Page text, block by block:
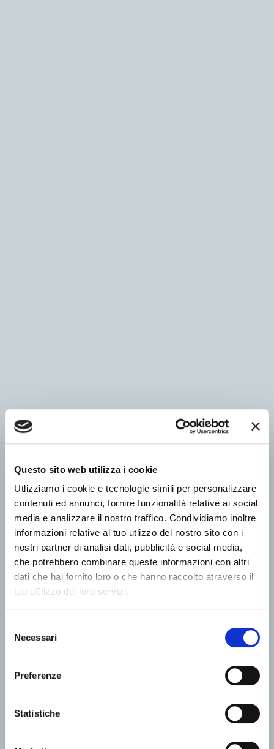
Questo sito web utilizza i cookie
Utlizziamo i cookie e tecnologie simili per personalizzare
contenuti ed annunci, fornire funzionalità relative ai social
media e analizzare il nostro traffico. Condividiamo inoltre
informazioni relative al tuo utlizzo del nostro sito con i
nostri partner di analisi dati, pubblicità e social media,
che potrebbero combinare queste informazioni con altri
dati che hai fornito loro o che hanno raccolto atraverso il
tuo u􀆟lizzo dei loro servizi.
delNecessari
Preferenze
Statistiche